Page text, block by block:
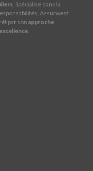
. Spécialisé dans la
Assurwest
par sonapproche
.